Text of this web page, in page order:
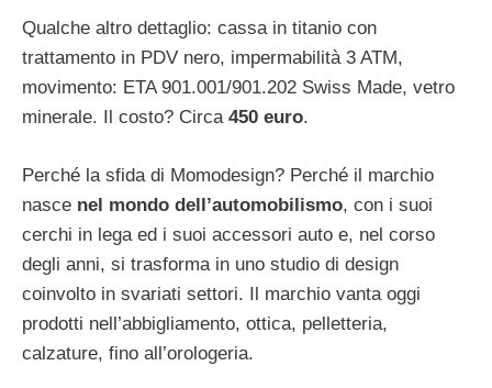
Qualche altro dettaglio: cassa in titanio con
trattamento in PDV nero, impermabilità 3 ATM,
movimento: ETA 901.001/901.202 Swiss Made, vetro
minerale. Il costo? Circa 450 euro.
Perché la sfida di Momodesign? Perché il marchio
nasce nel mondo dell’automobilismo, con i suoi
cerchi in lega ed i suoi accessori auto e, nel corso
degli anni, si trasforma in uno studio di design
coinvolto in svariati settori. Il marchio vanta oggi
prodotti nell’abbigliamento, ottica, pelletteria,
calzature, fino all’orologeria.